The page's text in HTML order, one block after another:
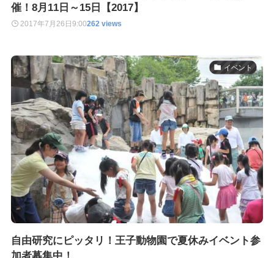
催！8月11日～15日【2017】
2017年7月26日 9:00262 views
イベント
自由研究にピッタリ！王子動物園で夏休みイベント参